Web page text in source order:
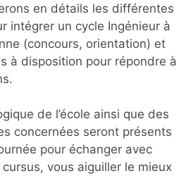
en détails les différentes
intégrer un cycle Ingénieur à
(concours, orientation) et
à disposition pour répondre à
de l’école ainsi que des
concernées seront présents
pour échanger avec
vous aiguiller le mieux